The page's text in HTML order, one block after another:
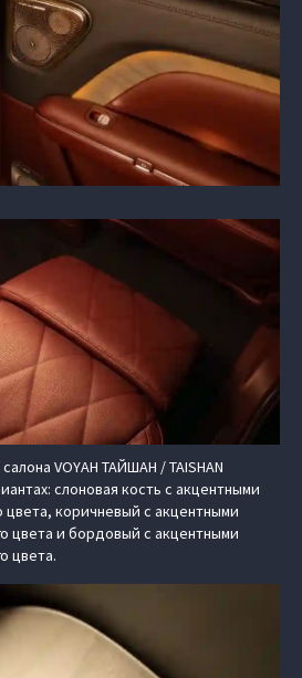
VOYAH ТАЙШАН / TAISHAN
слоновая кость с акцентными
цвета, коричневый с акцентными
цвета и бордовый с акцентными
цвета.